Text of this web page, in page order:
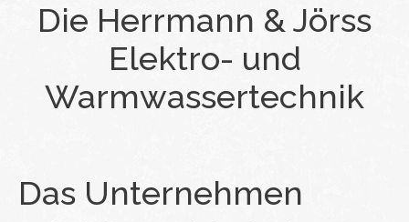
Kontakt
Impressum
Die Herrmann & Jörss
Elektro- und
Warmwassertechnik
Das Unternehmen